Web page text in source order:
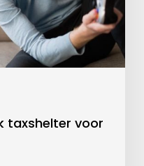
taxshelter voor